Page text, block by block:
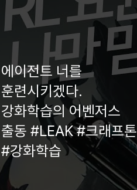
에이전트 너를
훈련시키겠다.
강화학습의 어벤저스
출동 #LEAK #크래프톤
#강화학습